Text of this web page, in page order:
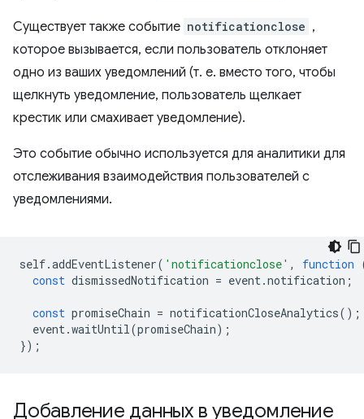
Существует также событие notificationclose ,
которое вызывается, если пользователь отклоняет
одно из ваших уведомлений (т. е. вместо того, чтобы
щелкнуть уведомление, пользователь щелкает
крестик или смахивает уведомление).
Это событие обычно используется для аналитики для
отслеживания взаимодействия пользователей с
уведомлениями.
self.addEventListener( 'notificationclose' , function
const dismissedNotification = event.notification ;
const promiseChain = notificationCloseAnalytics();
event.waitUntil(promiseChain);
});
Добавление данных в уведомление